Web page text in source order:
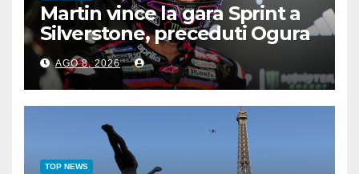
Martin vince la gara Sprint a
Silverstone, preceduti Ogura
e Bezzecchi
AGO 8, 2026
TOP NEWS